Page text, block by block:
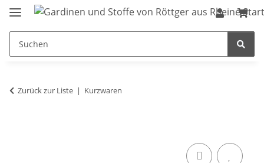
Zurück zur Liste Kurzwaren